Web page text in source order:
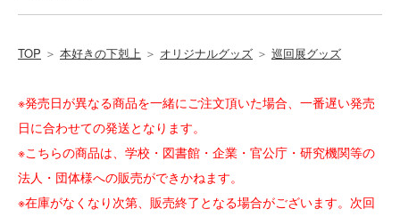
TOP ＞ 本好きの下剋上 ＞ オリジナルグッズ ＞ 巡回展グッズ
※発売日が異なる商品を一緒にご注文頂いた場合、一番遅い発売
日に合わせての発送となります。
※こちらの商品は、学校・図書館・企業・官公庁・研究機関等の
法人・団体様への販売ができかねます。
※在庫がなくなり次第、販売終了となる場合がございます。次回